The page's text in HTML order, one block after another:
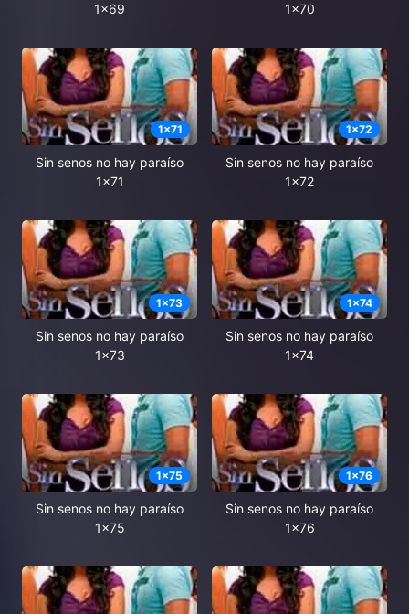
1x69
1x70
1x71
Sin senos no hay paraíso
1x71
1x72
Sin senos no hay paraíso
1x72
1x73
Sin senos no hay paraíso
1x73
1x74
Sin senos no hay paraíso
1x74
1x75
Sin senos no hay paraíso
1x75
1x76
Sin senos no hay paraíso
1x76